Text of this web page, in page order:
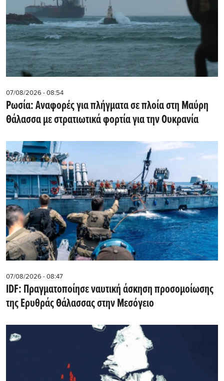
07/08/2026 - 08:54
Ρωσία: Αναφορές για πλήγματα σε πλοία στη Μαύρη
Θάλασσα με στρατιωτικά φορτία για την Ουκρανία
07/08/2026 - 08:47
IDF: Πραγματοποίησε ναυτική άσκηση προσομοίωσης
της Ερυθράς Θάλασσας στην Μεσόγειο